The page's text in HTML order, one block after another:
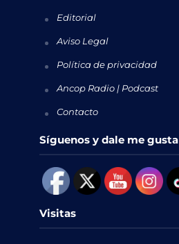
Editorial
Aviso Legal
Política de privacidad
Ancop Radio | Podcast
Contacto
Síguenos y dale me gusta
Visitas